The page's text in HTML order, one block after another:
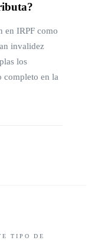
en IRPF como
invalidez
los
completo en la
TIPO DE